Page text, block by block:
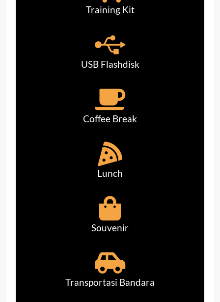
Training Kit
USB Flashdisk
Coffee Break
Lunch
Souvenir
Transportasi Bandara